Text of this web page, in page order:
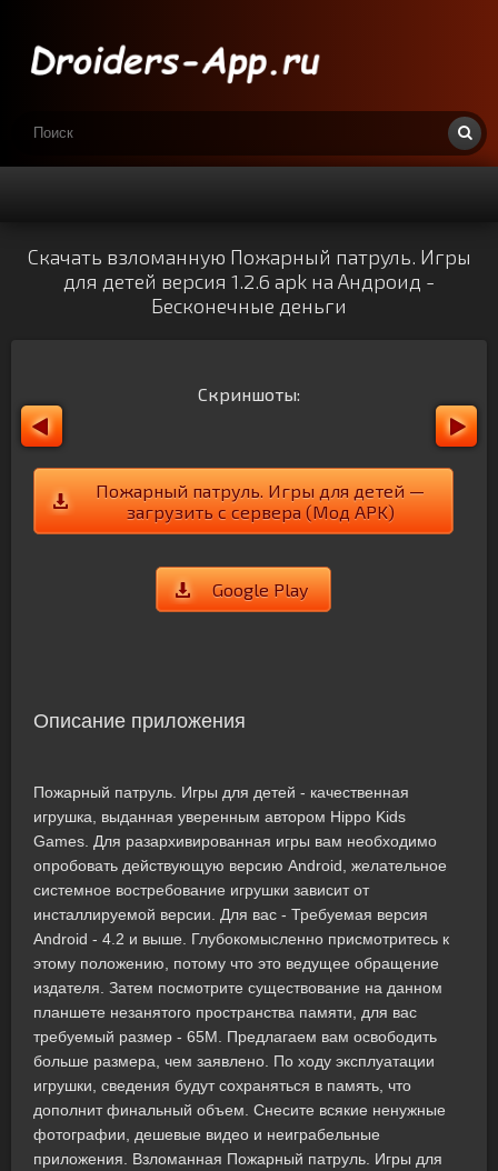
Скачать взломанную Пожарный патруль. Игры
для детей версия 1.2.6 apk на Андроид -
Бесконечные деньги
Скриншоты:
Пожарный патруль. Игры для детей —
загрузить с сервера (Мод APK)
Google Play
Описание приложения
Пожарный патруль. Игры для детей - качественная
игрушка, выданная уверенным автором Hippo Kids
Games. Для разархивированная игры вам необходимо
опробовать действующую версию Android, желательное
системное востребование игрушки зависит от
инсталлируемой версии. Для вас - Требуемая версия
Android - 4.2 и выше. Глубокомысленно присмотритесь к
этому положению, потому что это ведущее обращение
издателя. Затем посмотрите существование на данном
планшете незанятого пространства памяти, для вас
требуемый размер - 65M. Предлагаем вам освободить
больше размера, чем заявлено. По ходу эксплуатации
игрушки, сведения будут сохраняться в память, что
дополнит финальный объем. Снесите всякие ненужные
фотографии, дешевые видео и неиграбельные
приложения. Взломанная Пожарный патруль. Игры для